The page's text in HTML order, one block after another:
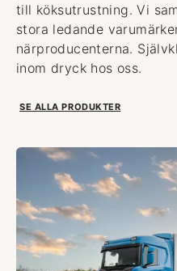
till köksutrustning. Vi
stora ledande
närproducenterna.
inom dryck hos oss.
SE ALLA PRODUKTER